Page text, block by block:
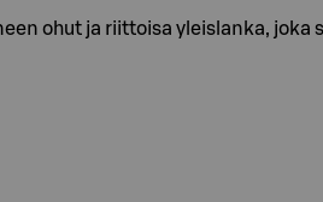
ohut ja riittoisa yleislanka,